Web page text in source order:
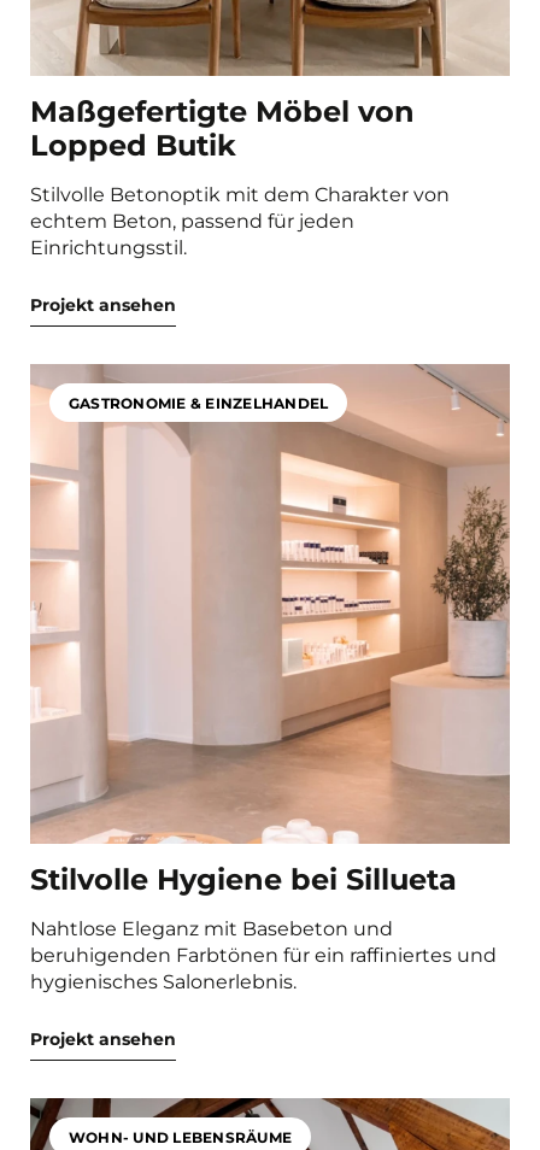
Maßgefertigte Möbel von
Lopped Butik
Stilvolle Betonoptik mit dem Charakter von
echtem Beton, passend für jeden
Einrichtungsstil.
Projekt ansehen
GASTRONOMIE & EINZELHANDEL
Stilvolle Hygiene bei Sillueta
Nahtlose Eleganz mit Basebeton und
beruhigenden Farbtönen für ein raffiniertes und
hygienisches Salonerlebnis.
Projekt ansehen
WOHN- UND LEBENSRÄUME